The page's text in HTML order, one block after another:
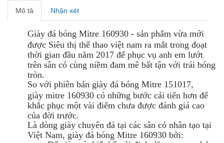
Mô tả Nhận xét
Giày đá bóng Mitre 160930 - sản phẩm vừa mới
được Siêu thị thể thao việt nam ra mắt trong đoạt
thời gian đầu năm 2017 để phục vụ anh em lướt
trên sân cỏ cùng niềm đam mê bất tận với trái bóng
tròn.
So với phiên bản giày đá bóng Mitre 151017,
giày mitre 160930 có những bước cải tiến hơn để
khắc phục một vài điểm chưa được đánh giá cao
của đời trước.
Là dòng giày chuyên đá tại các sân cỏ nhân tạo tại
Việt Nam, giày đá bóng Mitre 160930 bởi: